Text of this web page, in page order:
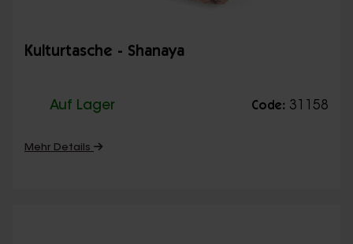
Kulturtasche - Shanaya
Auf Lager Code: 31158
Mehr Details